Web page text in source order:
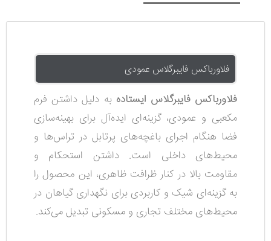
فلاورباکس فایبرگلاس عمودی
فلاورباکس فایبرگلاس ایستاده به دلیل داشتن فرم
مکعبی و عمودی، گزینه‌ای ایده‌آل برای بهینه‌سازی
فضا هنگام اجرای باغچه‌های پرتابل در تراس‌ها و
محیط‌های داخلی است. داشتن استحکام و
مقاومت بالا در کنار ظرافت ظاهری، این محصول را
به گزینه‌ای شیک و کاربردی برای نگهداری گیاهان در
محیط‌های مختلف تجاری و مسکونی تبدیل می‌کند.